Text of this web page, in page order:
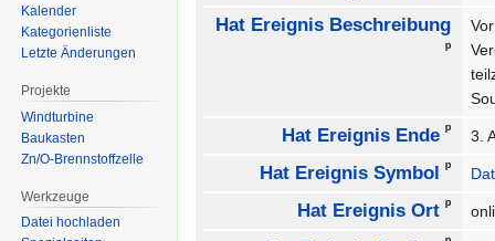
Hat Ereignis Beschreibung
ᵖ
Hat Ereignis Ende ᵖ 3.
Hat Ereignis Symbol ᵖ
Hat Ereignis Ort ᵖ
Kalender
Kategorienliste
Letzte Änderungen
Projekte
Windturbine
Baukasten
Zn/O-Brennstoffzelle
Werkzeuge
Datei hochladen